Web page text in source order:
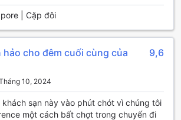
Veneto thông qua Agoda sẽ mang lại
hàng. Agoda cam kết cung cấp giá
phòng tại khách sạn này, giúp khách
đa chi phí. Đặt phòng trên Agoda cũng
đơn giản và không cần quá nhiều rắc
tiết kiệm thời gian và công sức. Hãy đặt
để tận hưởng kỳ nghỉ tuyệt vời tại
tích lịch sử Florence tại Florence, Ý
| Cặp đôi
hảo cho đêm cuối cùng của
9,6
10, 2024
sạn này vào phút chót vì chúng tôi
một cách bất chợt trong chuyến đi